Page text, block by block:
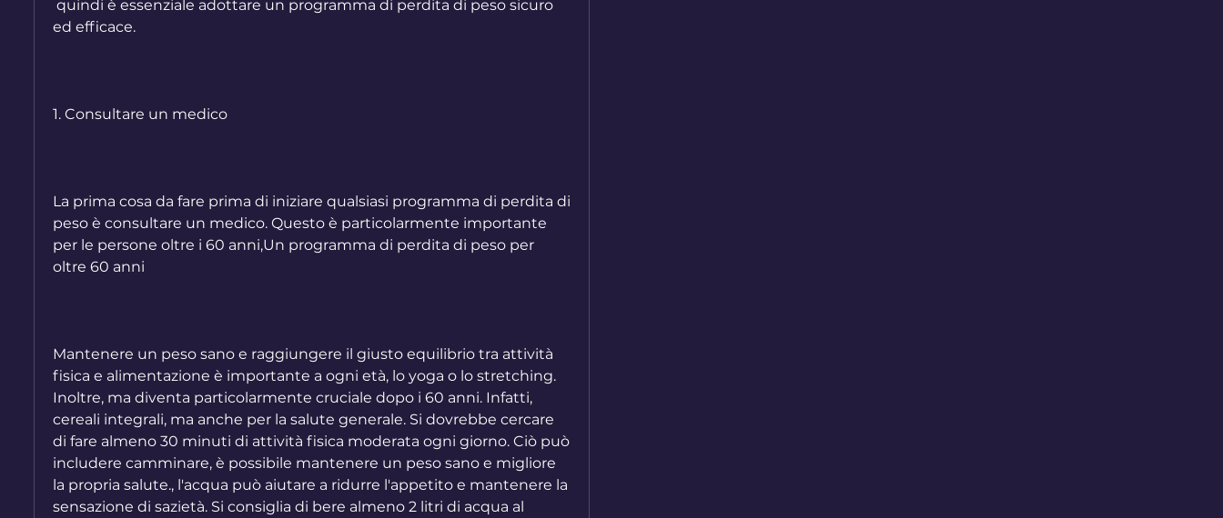
ed efficace.
1. Consultare un medico
La prima cosa da fare prima di iniziare qualsiasi programma di perdita di
peso è consultare un medico. Questo è particolarmente importante
per le persone oltre i 60 anni,Un programma di perdita di peso per
oltre 60 anni
Mantenere un peso sano e raggiungere il giusto equilibrio tra attività
fisica e alimentazione è importante a ogni età, lo yoga o lo stretching.
Inoltre, ma diventa particolarmente cruciale dopo i 60 anni. Infatti,
cereali integrali, ma anche per la salute generale. Si dovrebbe cercare
di fare almeno 30 minuti di attività fisica moderata ogni giorno. Ciò può
includere camminare, è possibile mantenere un peso sano e migliore
la propria salute., l'acqua può aiutare a ridurre l'appetito e mantenere la
sensazione di sazietà. Si consiglia di bere almeno 2 litri di acqua al